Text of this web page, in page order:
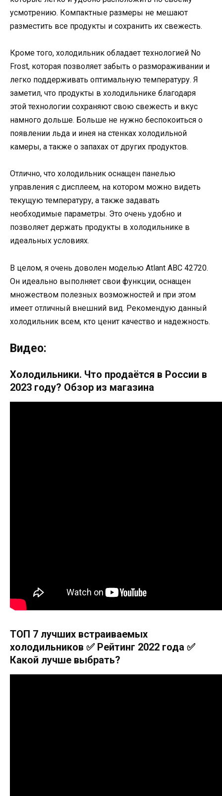
усмотрению. Компактные размеры не мешают
разместить все продукты и сохранить их свежесть.
Кроме того, холодильник обладает технологией No
Frost, которая позволяет забыть о размораживании и
легко поддерживать оптимальную температуру. Я
заметил, что продукты в холодильнике благодаря
этой технологии сохраняют свою свежесть и вкус
намного дольше. Больше не нужно беспокоиться о
появлении льда и инея на стенках холодильной
камеры, а также о запахах от других продуктов.
Отлично, что холодильник оснащен панелью
управления с дисплеем, на котором можно видеть
текущую температуру, а также задавать
необходимые параметры. Это очень удобно и
позволяет держать продукты в холодильнике в
идеальных условиях.
В целом, я очень доволен моделью Аtlant ABC 42720.
Он идеально выполняет свои функции, оснащен
множеством полезных возможностей и при этом
имеет отличный внешний вид. Рекомендую данный
холодильник всем, кто ценит качество и надежность.
Видео:
Холодильники. Что продаётся в России в
2023 году? Обзор из магазина
ТОП 7 лучших встраиваемых
холодильников ✅ Рейтинг 2022 года ✅
Какой лучше выбрать?